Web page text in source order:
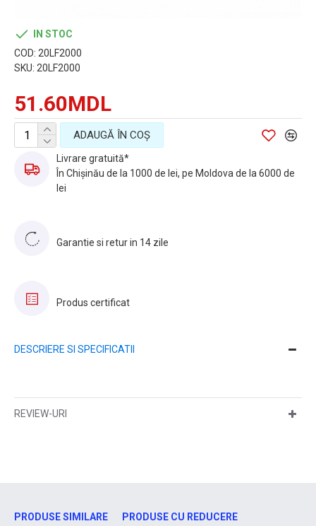
51.60MDL
IN STOC
COD: 20LF2000
SKU: 20LF2000
ADAUGĂ ÎN COŞ
Livrare gratuită*
În Chișinău de la 1000 de lei, pe Moldova de la 6000 de
lei
Garantie si retur in 14 zile
Produs certificat
DESCRIERE SI SPECIFICATII
REVIEW-URI
PRODUSE SIMILARE PRODUSE CU REDUCERE